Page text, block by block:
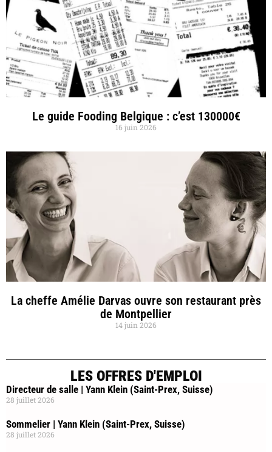
Le guide Fooding Belgique : c’est 130000€
16 juin 2026
La cheffe Amélie Darvas ouvre son restaurant près
de Montpellier
14 juin 2026
LES OFFRES D'EMPLOI
Directeur de salle | Yann Klein (Saint-Prex, Suisse)
28 juillet 2026
Sommelier | Yann Klein (Saint-Prex, Suisse)
28 juillet 2026